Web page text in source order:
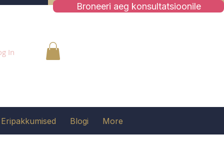
Broneeri aeg konsultatsioonile
In
Eripakkumised Blogi More